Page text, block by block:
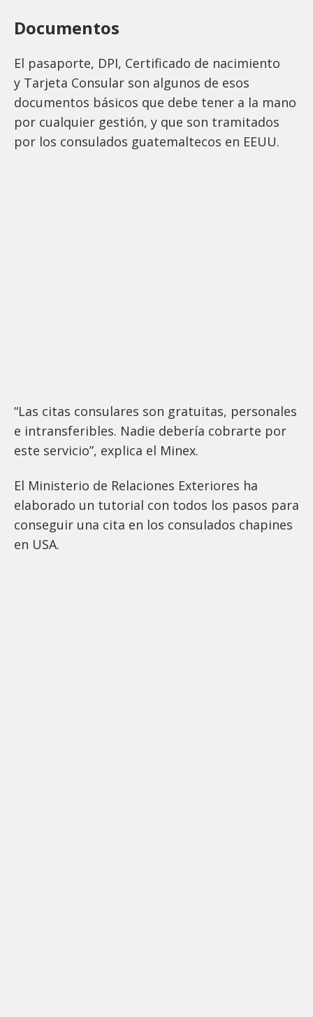
Documentos
El pasaporte, DPI, Certificado de nacimiento
y Tarjeta Consular son algunos de esos
documentos básicos que debe tener a la mano
por cualquier gestión, y que son tramitados
por los consulados guatemaltecos en EEUU.
“Las citas consulares son gratuitas, personales
e intransferibles. Nadie debería cobrarte por
este servicio”, explica el Minex.
El Ministerio de Relaciones Exteriores ha
elaborado un tutorial con todos los pasos para
conseguir una cita en los consulados chapines
en USA.